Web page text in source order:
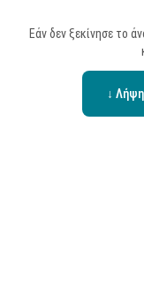
Εάν δεν ξεκίνησε το
↓